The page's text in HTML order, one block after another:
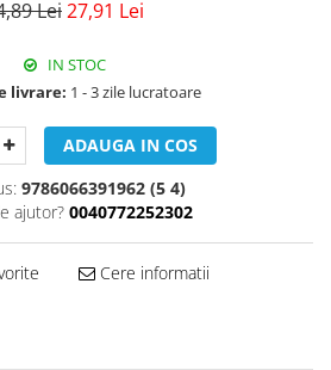
Lei27,91 Lei
IN STOC
livrare: 1 - 3 zile lucratoare
ADAUGA IN COS
9786066391962 (5 4)
ajutor? 0040772252302
Cere informatii